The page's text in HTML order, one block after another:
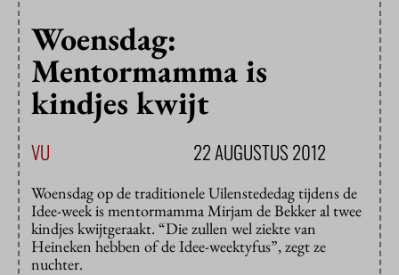
Woensdag:
Mentormamma is
kindjes kwijt
VU 22 AUGUSTUS 2012
Woensdag op de traditionele Uilenstededag tijdens de
Idee-week is mentormamma Mirjam de Bekker al twee
kindjes kwijtgeraakt. “Die zullen wel ziekte van
Heineken hebben of de Idee-weektyfus”, zegt ze
nuchter.